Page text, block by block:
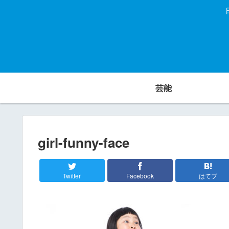
芸能
girl-funny-face
Twitter Facebook はてブ